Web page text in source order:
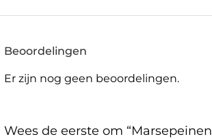
Beoordelingen
Er zijn nog geen beoordelingen.
Wees de eerste om